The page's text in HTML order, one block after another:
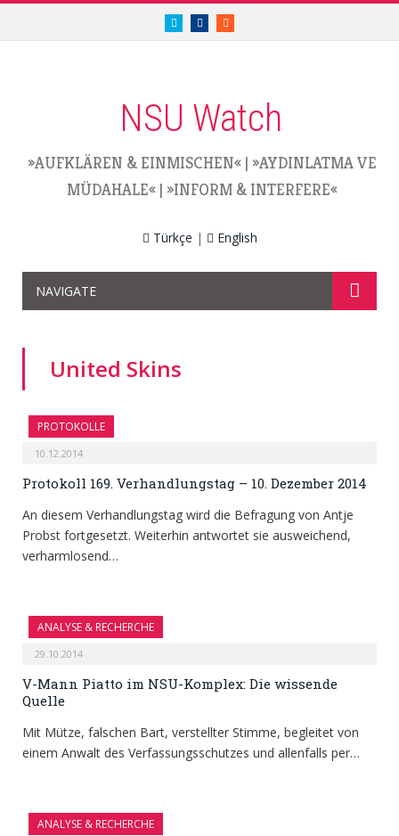
twitter.com/nsuwatch
facebook.com/nsuwatch
RSS
NSU Watch
»AUFKLÄREN & EINMISCHEN« | »AYDINLATMA VE
MÜDAHALE« | »INFORM & INTERFERE«
Türkçe | English
NAVIGATE
United Skins
PROTOKOLLE
10.12.2014
Protokoll 169. Verhandlungstag – 10. Dezember 2014
An diesem Verhandlungstag wird die Befragung von Antje
Probst fortgesetzt. Weiterhin antwortet sie ausweichend,
verharmlosend…
ANALYSE & RECHERCHE
29.10.2014
V-Mann Piatto im NSU-Komplex: Die wissende
Quelle
Mit Mütze, falschen Bart, verstellter Stimme, begleitet von
einem Anwalt des Verfassungsschutzes und allenfalls per…
ANALYSE & RECHERCHE